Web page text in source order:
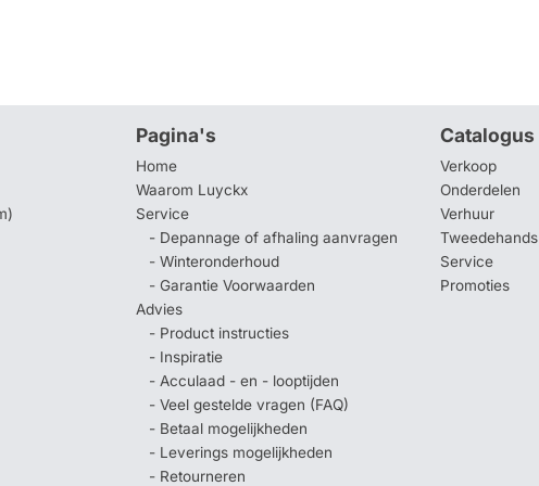
Pagina's
Home
Waarom Luyckx
Service
- Depannage of afhaling aanvragen
- Winteronderhoud
- Garantie Voorwaarden
Advies
- Product instructies
- Inspiratie
- Acculaad - en - looptijden
- Veel gestelde vragen (FAQ)
- Betaal mogelijkheden
- Leverings mogelijkheden
- Retourneren
Catalogus
Verkoop
Onderdelen
Verhuur
Tweedehands
Service
Promoties